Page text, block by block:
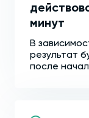
минут
В
результат
после